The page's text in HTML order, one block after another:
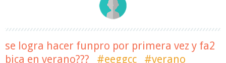
se logra hacer funpro por primera vez y fa2
bica en verano???
#eeggcc
#verano